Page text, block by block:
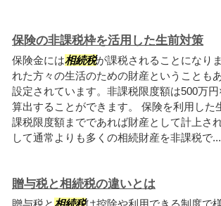
保険の非課税枠を活用した生前対策
保険金には相続税が課税されることになり
れた方々の生活のための財産ということも
設定されています。非課税限度額は500万
算出することができます。 保険を利用した
課税限度額までであれば財産として計上さ
して通常よりも多くの相続財産を非課税で...
贈与税と相続税の違いとは
贈与税と 相続税は控除や利用できる制度で